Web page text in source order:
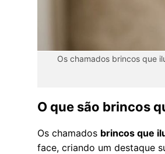
Os chamados brincos que
O que são brincos
Os chamados brincos que
face, criando um destaque